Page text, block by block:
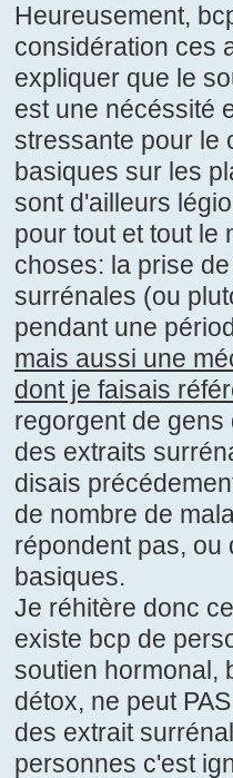
Heureusement,
considération ces
expliquer que le
est une nécéssité
stressante pour le
basiques sur les
sont d'ailleurs
pour tout et tout le
choses: la prise
surrénales (ou
pendant une
mais aussi une
dont je faisais
regorgent de
des extraits
disais
de nombre de
répondent pas, ou
basiques.
Je réhitère donc
existe bcp de
soutien hormonal,
détox, ne peut
des extrait
personnes c'est